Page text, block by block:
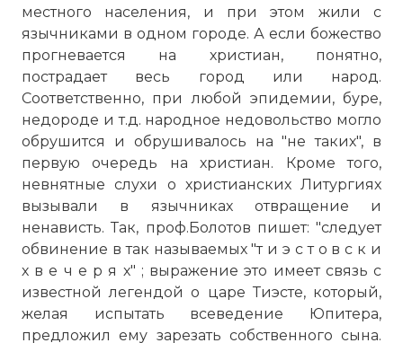
местного населения, и при этом жили с
язычниками в одном городе. А если божество
прогневается на христиан, понятно,
пострадает весь город или народ.
Соответственно, при любой эпидемии, буре,
недороде и т.д. народное недовольство могло
обрушится и обрушивалось на "не таких", в
первую очередь на христиан. Кроме того,
невнятные слухи о христианских Литургиях
вызывали в язычниках отвращение и
ненависть. Так, проф.Болотов пишет: "следует
обвинение в так называемых "т и э с т о в с к и
х в е ч е р я х" ; выражение это имеет связь с
известной легендой о царе Тиэсте, который,
желая испытать всеведение Юпитера,
предложил ему зарезать собственного сына.